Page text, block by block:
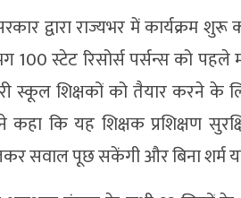
द्वारा राज्यभर में कार्यक्रम
100 स्टेट रिसोर्स पर्सन्स को पहले
स्कूल शिक्षकों को तैयार करने के
कहा कि यह शिक्षक प्रशिक्षण
सवाल पूछ सकेंगी और बिना शर्म या